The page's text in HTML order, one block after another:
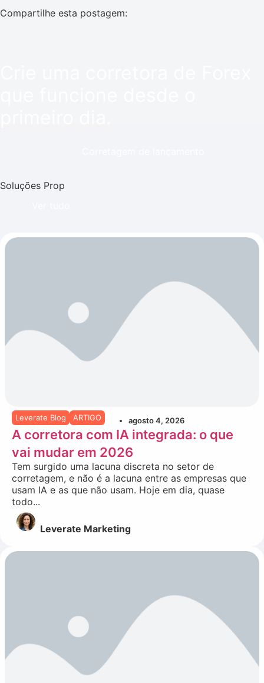
Compartilhe esta postagem:
Soluções Prop
Leverate Blog ARTIGO agosto 4, 2026
A corretora com IA integrada: o que
vai mudar em 2026
Tem surgido uma lacuna discreta no setor de
corretagem, e não é a lacuna entre as empresas que
usam IA e as que não usam. Hoje em dia, quase
todo...
Leverate Marketing